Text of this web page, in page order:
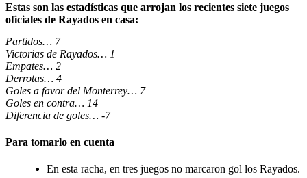
Estas son las estadísticas que arrojan los recientes siete juegos
oficiales de Rayados en casa:
Partidos… 7
Victorias de Rayados… 1
Empates… 2
Derrotas… 4
Goles a favor del Monterrey… 7
Goles en contra… 14
Diferencia de goles… -7
Para tomarlo en cuenta
En esta racha, en tres juegos no marcaron gol los Rayados.